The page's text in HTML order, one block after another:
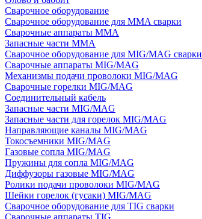
Сварочное оборудование
Сварочное оборудование для MMA сварки
Сварочные аппараты MMA
Запасные части MMA
Сварочное оборудование для MIG/MAG сварки
Сварочные аппараты MIG/MAG
Механизмы подачи проволоки MIG/MAG
Сварочные горелки MIG/MAG
Соединительный кабель
Запасные части MIG/MAG
Запасные части для горелок MIG/MAG
Направляющие каналы MIG/MAG
Токосъемники MIG/MAG
Газовые сопла MIG/MAG
Пружины для сопла MIG/MAG
Диффузоры газовые MIG/MAG
Ролики подачи проволоки MIG/MAG
Шейки горелок (гусаки) MIG/MAG
Сварочное оборудование для TIG сварки
Сварочные аппараты TIG